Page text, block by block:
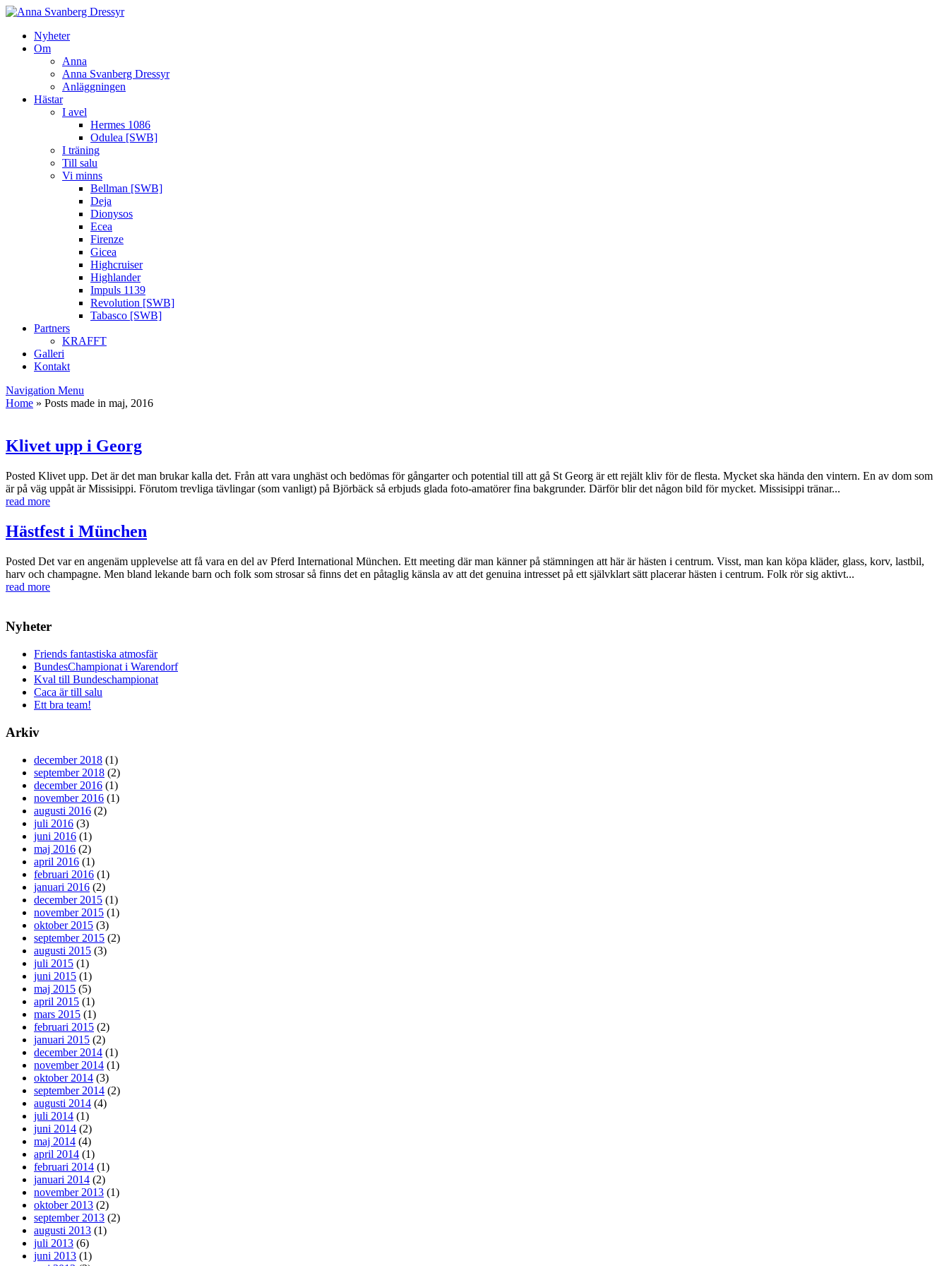
Nyheter
Om
Anna
Anna Svanberg Dressyr
Anläggningen
Hästar
I avel
Hermes 1086
Odulea [SWB]
I träning
Till salu
Vi minns
Bellman [SWB]
Deja
Dionysos
Ecea
Firenze
Gicea
Highcruiser
Highlander
Impuls 1139
Revolution [SWB]
Tabasco [SWB]
Partners
KRAFFT
Galleri
Kontakt
Navigation Menu
Home » Posts made in maj, 2016
Klivet upp i Georg
Posted Klivet upp. Det är det man brukar kalla det. Från att vara unghäst och bedömas för gångarter och potential till att gå St Georg är ett rejält kliv för de flesta. Mycket ska hända den vintern. En av dom som
är på väg uppåt är Missisippi. Förutom trevliga tävlingar (som vanligt) på Björbäck så erbjuds glada foto-amatörer fina bakgrunder. Därför blir det någon bild för mycket. Missisippi tränar...
read more
Hästfest i München
Posted Det var en angenäm upplevelse att få vara en del av Pferd International München. Ett meeting där man känner på stämningen att här är hästen i centrum. Visst, man kan köpa kläder, glass, korv, lastbil,
harv och champagne. Men bland lekande barn och folk som strosar så finns det en påtaglig känsla av att det genuina intresset på ett självklart sätt placerar hästen i centrum. Folk rör sig aktivt...
read more
Nyheter
Friends fantastiska atmosfär
BundesChampionat i Warendorf
Kval till Bundeschampionat
Caca är till salu
Ett bra team!
Arkiv
december 2018 (1)
september 2018 (2)
december 2016 (1)
november 2016 (1)
augusti 2016 (2)
juli 2016 (3)
juni 2016 (1)
maj 2016 (2)
april 2016 (1)
februari 2016 (1)
januari 2016 (2)
december 2015 (1)
november 2015 (1)
oktober 2015 (3)
september 2015 (2)
augusti 2015 (3)
juli 2015 (1)
juni 2015 (1)
maj 2015 (5)
april 2015 (1)
mars 2015 (1)
februari 2015 (2)
januari 2015 (2)
december 2014 (1)
november 2014 (1)
oktober 2014 (3)
september 2014 (2)
augusti 2014 (4)
juli 2014 (1)
juni 2014 (2)
maj 2014 (4)
april 2014 (1)
februari 2014 (1)
januari 2014 (2)
november 2013 (1)
oktober 2013 (2)
september 2013 (2)
augusti 2013 (1)
juli 2013 (6)
juni 2013 (1)